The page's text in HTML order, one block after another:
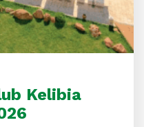
Kelibia